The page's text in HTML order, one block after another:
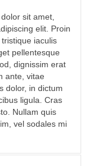
sit amet,
elit. Proin
iaculis
pellentesque
dignissim erat
ante, vitae
dolor, in dictum
ligula. Cras
Nullam quis
vel sodales mi